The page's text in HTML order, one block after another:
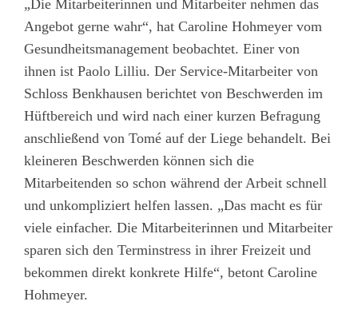
„Die Mitarbeiterinnen und Mitarbeiter nehmen das
Angebot gerne wahr“, hat Caroline Hohmeyer vom
Gesundheitsmanagement beobachtet. Einer von
ihnen ist Paolo Lilliu. Der Service-Mitarbeiter von
Schloss Benkhausen berichtet von Beschwerden im
Hüftbereich und wird nach einer kurzen Befragung
anschließend von Tomé auf der Liege behandelt. Bei
kleineren Beschwerden können sich die
Mitarbeitenden so schon während der Arbeit schnell
und unkompliziert helfen lassen. „Das macht es für
viele einfacher. Die Mitarbeiterinnen und Mitarbeiter
sparen sich den Terminstress in ihrer Freizeit und
bekommen direkt konkrete Hilfe“, betont Caroline
Hohmeyer.